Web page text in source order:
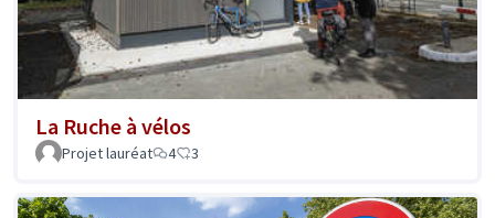
La Ruche à vélos
Projet lauréat 4 3